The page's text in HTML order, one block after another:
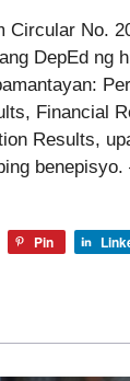
Circular No.
DepEd ng
Financial
Results,
benepisyo.
Pin